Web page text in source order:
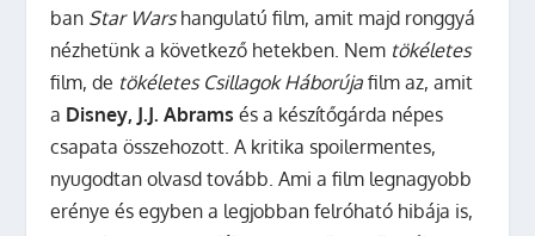
ban Star Warshangulatú film, amit majd ronggyá
nézhetünk a következő hetekben. Nem tökéletes
film, de tökéletes Csillagok Háborúja film az, amit
a Disney, J.J. Abrams és a készítőgárda népes
csapata összehozott. A kritika spoilermentes,
nyugodtan olvasd tovább.Ami a film legnagyobb
erénye és egyben a legjobban felróható hibája is,